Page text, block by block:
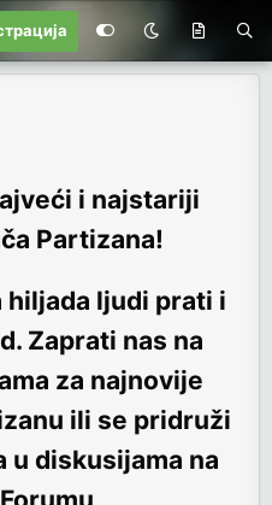
i najstariji
Partizana!
ljudi prati i
Zaprati nas na
za najnovije
ili se pridruži
u diskusijama na